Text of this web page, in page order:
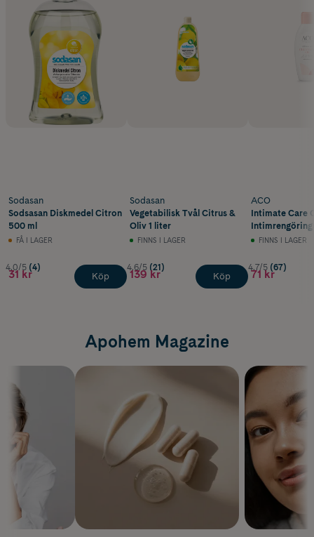
Sodasan
Sodsasan Diskmedel Citron
500 ml
FÅ I LAGER
4.0/5 (4)
31 kr Köp
Sodasan
Vegetabilisk Tvål Citrus &
Oliv 1 liter
FINNS I LAGER
4.6/5 (21)
139 kr Köp
ACO
Intimate Care
FINNS I LAGER
4.7/5 (67)
71 kr
Apohem Magazine